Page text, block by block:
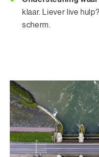
klaar. Liever live
scherm.